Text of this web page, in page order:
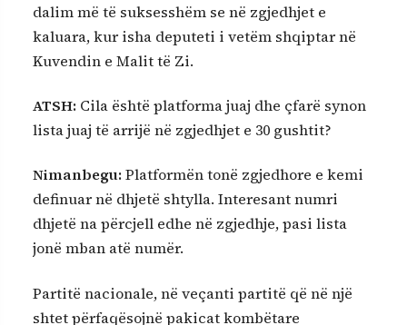
dalim më të suksesshëm se në zgjedhjet e
kaluara, kur isha deputeti i vetëm shqiptar në
Kuvendin e Malit të Zi.
ATSH: Cila është platforma juaj dhe çfarë synon
lista juaj të arrijë në zgjedhjet e 30 gushtit?
Nimanbegu: Platformën tonë zgjedhore e kemi
definuar në dhjetë shtylla. Interesant numri
dhjetë na përcjell edhe në zgjedhje, pasi lista
jonë mban atë numër.
Partitë nacionale, në veçanti partitë që në një
shtet përfaqësojnë pakicat kombëtare